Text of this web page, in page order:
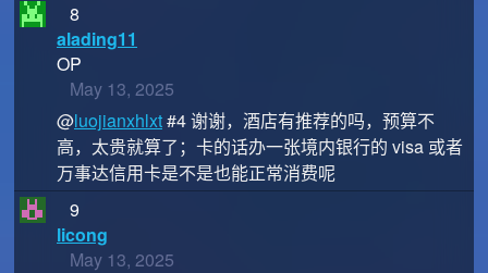
8
alading11
OP
May 13, 2025
@luojianxhlxt#4 谢谢，酒店有推荐的吗，预算不
高，太贵就算了；卡的话办一张境内银行的 visa 或者
万事达信用卡是不是也能正常消费呢
9
licong
May 13, 2025